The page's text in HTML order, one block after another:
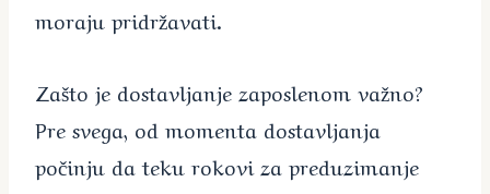
moraju pridržavati.
Zašto je dostavljanje zaposlenom važno?
Pre svega, od momenta dostavljanja
počinju da teku rokovi za preduzimanje